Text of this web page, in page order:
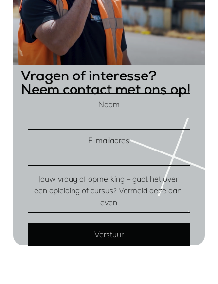
Vragen of interesse?
Neem contact met ons op!